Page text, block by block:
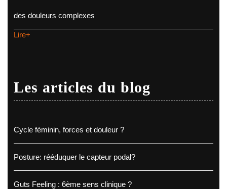
des douleurs complexes
Lire+
Les articles du blog
Cycle féminin, forces et douleur ?
Posture: rééduquer le capteur podal?
Guts Feeling : 6ème sens clinique ?